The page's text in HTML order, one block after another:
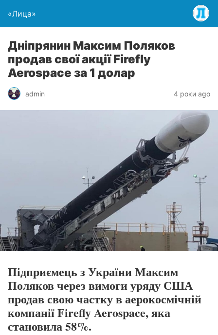
«Лица»
Дніпрянин Максим Поляков
продав свої акції Firefly
Aerospace за 1 долар
admin 4 роки ago
Підприємець з України Максим
Поляков через вимоги уряду США
продав свою частку в аерокосмічній
компанії Firefly Aerospace, яка
становила 58%.